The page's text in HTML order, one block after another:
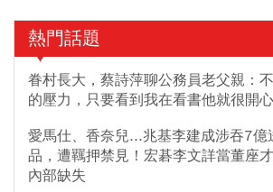
熱門話題
眷村長大，蔡詩萍聊公務員老父親：
的壓力，只要看到我在看書他就很開心
愛馬仕、香奈兒...兆基李建成涉吞7億
品，遭羈押禁見！宏碁李文詳當董座
內部缺失